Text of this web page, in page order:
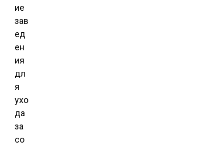
ие
зав
ед
ен
ия
дл
я
ухо
да
за
со